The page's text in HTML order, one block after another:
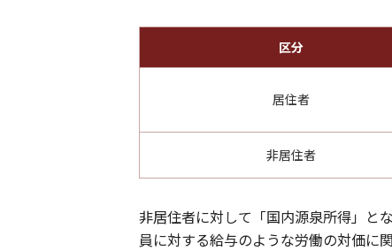
区分
居住者
非居住者
非居住者に対して「国内源泉所得」と
員に対する給与のような労働の対価に